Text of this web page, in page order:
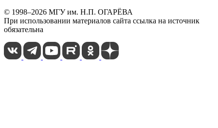
© 1998–2026 МГУ им. Н.П. ОГАРЁВА
При использовании материалов сайта ссылка на источник
обязательна